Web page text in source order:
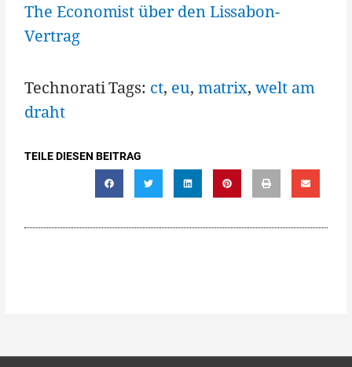
The Economist über den Lissabon-
Vertrag
Technorati Tags: ct, eu, matrix,welt am
draht
TEILE DIESEN BEITRAG